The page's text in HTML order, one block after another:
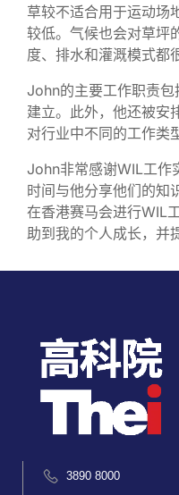
草较不适合用于运动场
较低。气候也会对草坪
度、排水和灌溉模式都
John的主要工作职责
建立。此外，他还被安
对行业中不同的工作类
John非常感谢WIL工作
时间与他分享他们的知
在香港赛马会进行WIL
助到我的个人成长，并
3890 8000